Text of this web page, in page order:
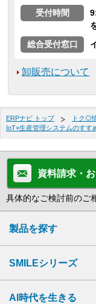
受付時間
総合受付窓口
卸販売について
ERPナビ トップ トク◎
IoT×生産管理システムのすす
資料請求・
具体的なご検討前のご
製品を探す
SMILEシリーズ
AI時代を生きる